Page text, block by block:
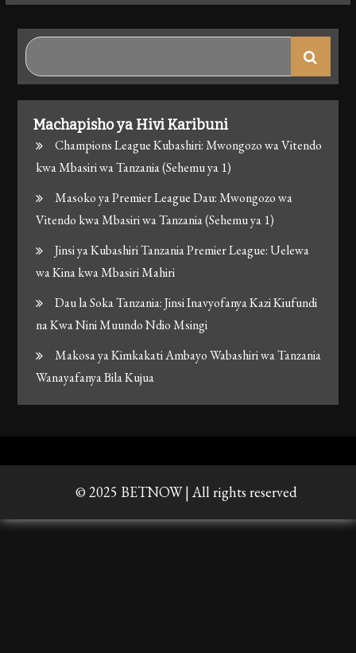
Search
for:
Machapisho ya Hivi Karibuni
Champions League Kubashiri: Mwongozo wa Vitendo
kwa Mbasiri wa Tanzania (Sehemu ya 1)
Masoko ya Premier League Dau: Mwongozo wa
Vitendo kwa Mbasiri wa Tanzania (Sehemu ya 1)
Jinsi ya Kubashiri Tanzania Premier League: Uelewa
wa Kina kwa Mbasiri Mahiri
Dau la Soka Tanzania: Jinsi Inavyofanya Kazi Kiufundi
na Kwa Nini Muundo Ndio Msingi
Makosa ya Kimkakati Ambayo Wabashiri wa Tanzania
Wanayafanya Bila Kujua